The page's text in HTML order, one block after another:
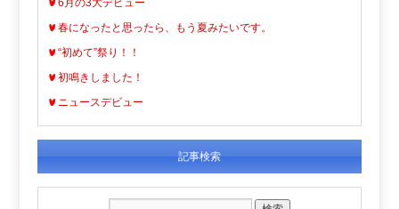
6月の3大デビュー
春になったと思ったら、もう夏みたいです。
“初めて”祭り！！
初鳴きしました！
ニュースデビュー
記事検索